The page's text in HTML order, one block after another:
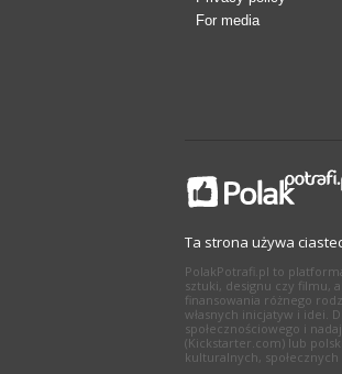
For media
Ta strona używa
PolakPotrafi.pl to
sztuki, designu czy filmu,
finansowania różnego
własnych inicjatyw i idei.
społecznościowego i
(Kickstarter.com) lub
kulturalnych,